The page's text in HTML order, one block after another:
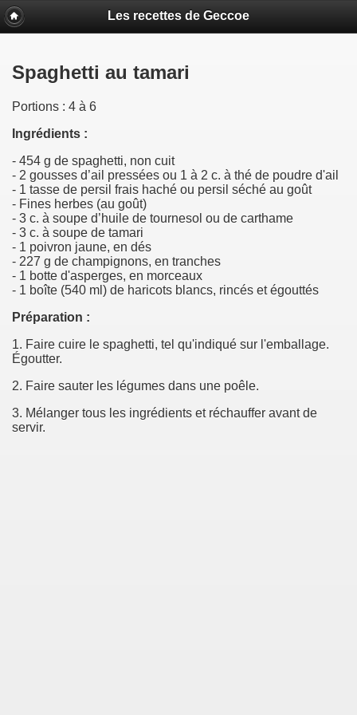
Les recettes de Geccoe
Spaghetti au tamari
Portions : 4 à 6
Ingrédients :
- 454 g de spaghetti, non cuit
- 2 gousses d’ail pressées ou 1 à 2 c. à thé de poudre d'ail
- 1 tasse de persil frais haché ou persil séché au goût
- Fines herbes (au goût)
- 3 c. à soupe d’huile de tournesol ou de carthame
- 3 c. à soupe de tamari
- 1 poivron jaune, en dés
- 227 g de champignons, en tranches
- 1 botte d'asperges, en morceaux
- 1 boîte (540 ml) de haricots blancs, rincés et égouttés
Préparation :
1. Faire cuire le spaghetti, tel qu'indiqué sur l'emballage.
Égoutter.
2. Faire sauter les légumes dans une poêle.
3. Mélanger tous les ingrédients et réchauffer avant de
servir.